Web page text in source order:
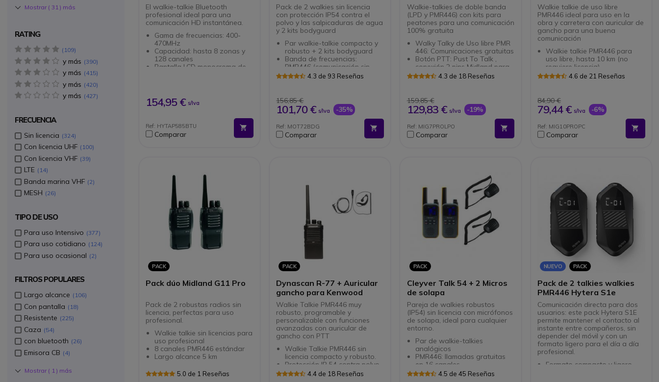
El walkie-talkie Bluetooth
profesional ideal para una
comunicación HD instantánea.
Gama de frecuencias: 400-
470MHz
Capacidad: hasta 8 zonas y
128 canales
Pantalla LCD monocroma de
Algoritmos de interceptación y
bloqueo del ruido de fondo
Conexión Bluetooth 5.0
integrada
154,95 € s/Iva
Ref: HYTAP585BTU
Comparar
Pack de 2 walkies sin licencia
con protección IP54 contra el
polvo y las salpicaduras de agua
y 2 kits bodyguard
Par walkie-talkie compacto y
robusto + 2 kits bodyguard
Banda de frecuencias:
PMR446 (comunicación sin
licencia)
Pantalla LCD iluminada:mejor
visibilidad
Calidad de audio
HD:reducción automática de
ruido
Función iVOX: reconocimiento
Certificación IP54: protegido
contra el polvo y las
salpicaduras de agua
4.3 de 93 Reseñas
156,85 €
101,70 € s/Iva -35%
Ref: MOT72BDG
Comparar
Walkie-talkies de doble banda
(LPD y PMR446) con kits para
peatones para una comunicación
100% gratuita
Walky Talky de Uso libre PMR
446: Comunicaciones gratuitas
Botón PTT: Pust To Talk ,
conexión 2 pins Midland para
auriculares
Botón de ajuste
Accesorio exclusivo Onedirect
para la gama de walkie talkie
Midland 2 pins (G7/G8/G9/G12)
4.3 de 18 Reseñas
159,85 €
129,83 € s/Iva -19%
Ref: MIG7PROLPO
Comparar
Walkie talkie de uso libre
PMR446 ideal para uso en la
obra y carretera con auricular de
gancho para una buena
comunicación
Walkie talkie PMR446 para
uso libre, hasta 10 km (no
requiere licencia)
Resistente y compacto, para
preprogramados) y 3 niveles
de potencia
Auricular gancho/contorno de
oreja.
Micrófono "Push to Talk"
Accesorio exclusivo para la
gama Kenwood
4.6 de 21 Reseñas
84,90 €
79,44 € s/Iva -6%
Ref: MIG10PROPC
Comparar
PACK
Pack dúo Midland G11 Pro
Pack de 2 robustas radios sin
licencia, perfectas para uso
profesional.
Walkie talkie sin licencias para
uso profesional
8 canales PMR446 estándar
Largo alcance 5 km
5.0 de 1 Reseñas
PACK
Dynascan R-77 + Auricular
gancho para Kenwood
Walkie Talkie PMR446 muy
robusto, programable y
personalizable con funciones
avanzadas con auricular de
gancho con PTT
Walkie Talkie PMR446 sin
licencia compacto y robusto.
Protección IP 54 contra polvo
y salpicaduras de agua
4.4 de 18 Reseñas
PACK
Cleyver Talk 54 + 2 Micros
de solapa
Pareja de walkies robustos
(IP54) sin licencia con micrófonos
de solapa, ideal para cualquier
entorno.
Par de walkie-talkies
analógicos
PMR446: llamadas gratuitas
en 16 canales
iVox: manos libres y
4.5 de 45 Reseñas
NUEVO PACK
Pack de 2 talkies walkies
PMR446 Hytera S1e
Comunicación directa para dos
usuarios: este pack Hytera S1E
permite mantener el contacto al
instante entre compañeros, sin
depender del móvil y con un
formato ligero para el día a día
profesional.
Formato compacto y ligero
Mostrar ( 31 ) más
RATING
5 star(s)
109
y más 4 star(s)
390
y más 3 star(s)
415
y más 2 star(s)
420
y más 1 star(s)
427
FRECUENCIA
Sin licencia 324
Con licencia UHF 100
Con licencia VHF 39
LTE 14
Banda marina VHF 2
MESH 26
TIPO DE USO
Para uso Intensivo 377
Para uso cotidiano 124
Para uso ocasional 2
FILTROS POPULARES
Largo alcance 106
Con pantalla 18
Resistente 225
Caza 54
con bluetooth 26
Emisora CB 4
Mostrar ( 1 ) más